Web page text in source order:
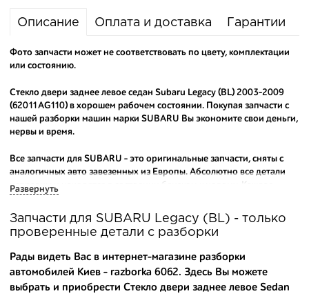
Описание Оплата и доставка Гарантии
Фото запчасти может не соответствовать по цвету, комплектации
или состоянию.
Стекло двери заднее левое седан Subaru Legacy (BL) 2003-2009
(62011AG110) в хорошем рабочем состоянии. Покупая запчасти с
нашей разборки машин марки SUBARU Вы экономите свои деньги,
нервы и время.
Все запчасти для SUBARU - это оригинальные запчасти, сняты с
аналогичных авто завезенных из Европы. Абсолютно все детали
исправны и находятся в состоянии близком к новому. Каждая
производителя.
Вашему вниманию предлагаем широкий ассортимент
автозапчастей для
SUBARU Legacy (BL) 2003-2009
популярных марок. Мы продаем оригинальные и
высококачественные запчасти, отказываясь от контрафактных
аналогов.
Развернуть
Запчасти для SUBARU Legacy (BL) - только
проверенные детали с разборки
Рады видеть Вас в интернет-магазине разборки
автомобилей Киев - razborka 6062. Здесь Вы можете
выбрать и приобрести Стекло двери заднее левое Sedan